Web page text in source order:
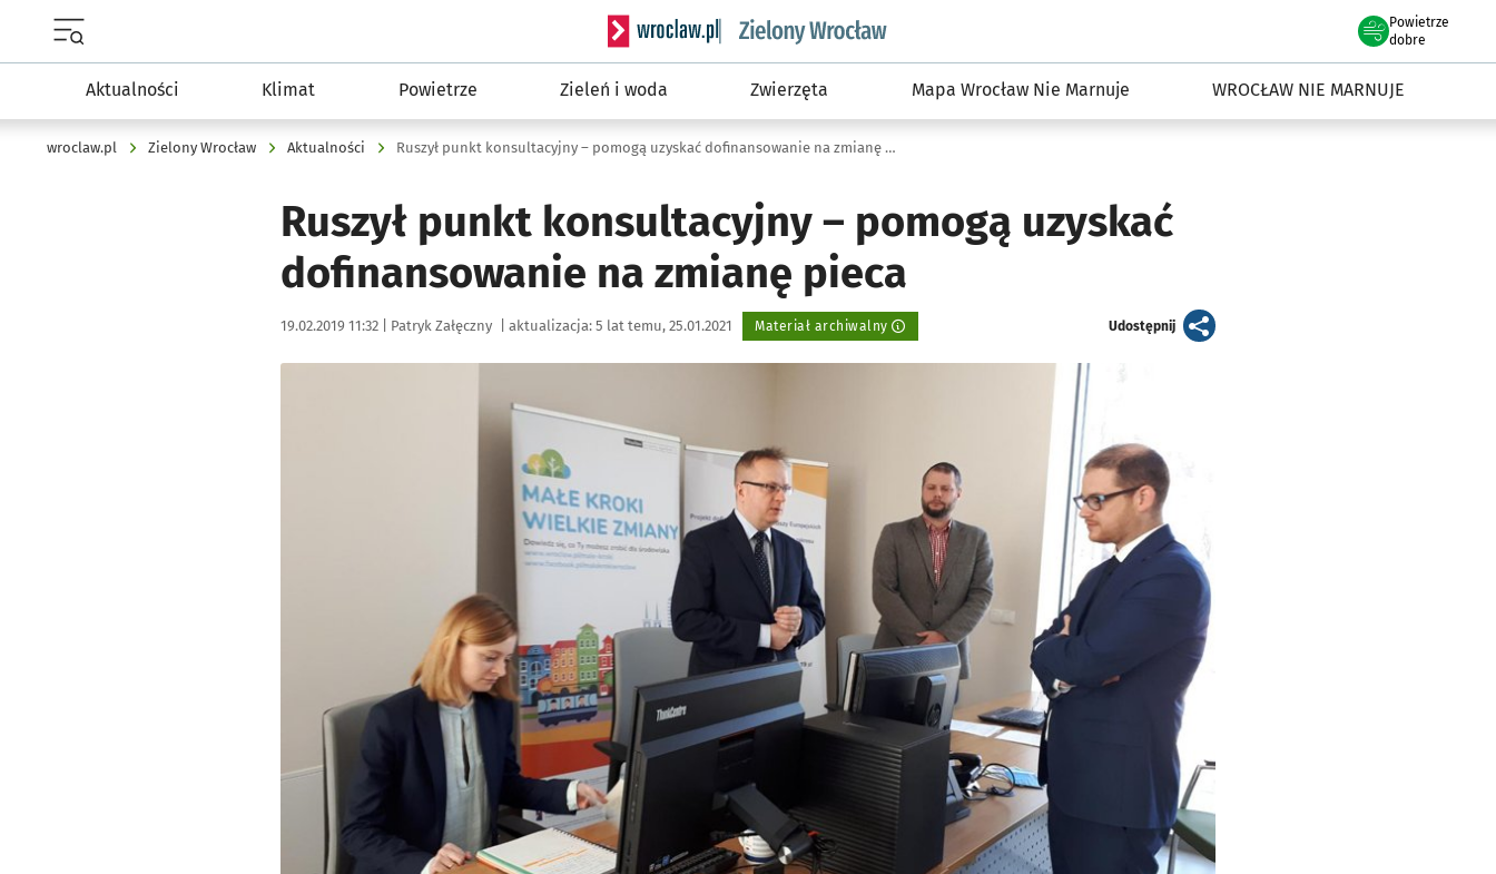
Serwis informacyjny wroclaw.pl podserwis: Środowisko we Wrocławiu
Powietrze
we Wrocławiu
dobre
Aktualności Klimat Powietrze Zieleń i woda Zwierzęta Mapa Wrocław Nie Marnuje WROCŁAW NIE MARNUJE
wroclaw.pl Zielony Wrocław Aktualności Ruszył punkt konsultacyjny – pomogą uzyskać dofinansowanie na zmianę pieca
Ruszył punkt konsultacyjny – pomogą uzyskać
dofinansowanie na zmianę pieca
Data publikacji:
19.02.2019 11:32 | Autor:
Patryk Załęczny aktualizacja: 5 lat temu, 25.01.2021 Materiał archiwalny Udostępnijartykuł